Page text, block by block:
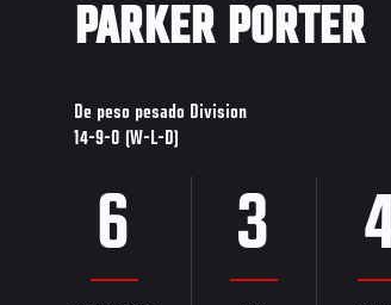
PARKER PORTER
De peso pesado Division
14-9-0 (W-L-D)
6 3